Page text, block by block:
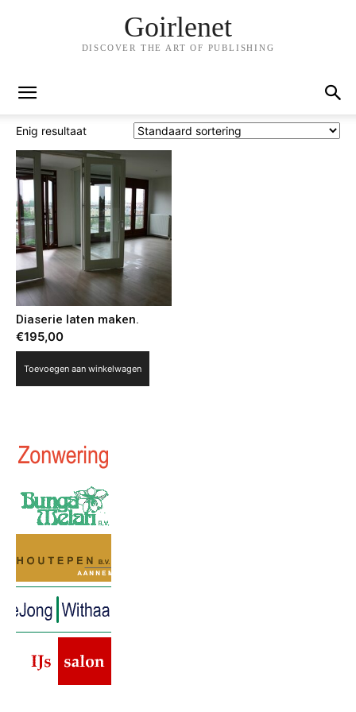
Goirlenet
DISCOVER THE ART OF PUBLISHING
Enig resultaat
Diaserie laten maken.
€195,00
Toevoegen aan winkelwagen